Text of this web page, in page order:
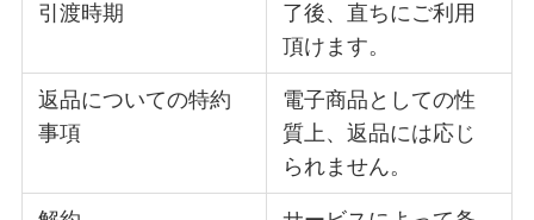
引渡時期
了後、直ちにご利用
頂けます。
返品についての特約
事項
電子商品としての性
質上、返品には応じ
られません。